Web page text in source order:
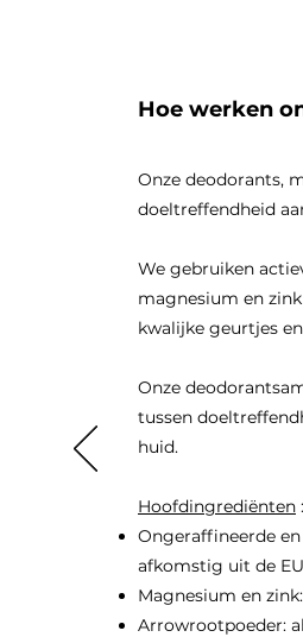
Hoe werken
Onze deodorants,
doeltreffendheid
We gebruiken
magnesium en
kwalijke geurtjes
Onze
tussen
huid.
Hoofdingrediënten :
Ongeraffineerde
afkomstig uit de
Magnesium en
Arrowrootpoeder: